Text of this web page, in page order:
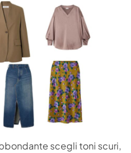
scegli toni scuri,